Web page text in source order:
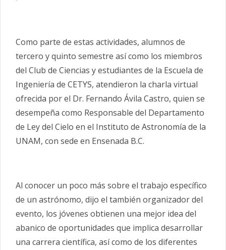
Como parte de estas actividades, alumnos de
tercero y quinto semestre así como los miembros
del Club de Ciencias y estudiantes de la Escuela de
Ingeniería de CETYS, atendieron la charla virtual
ofrecida por el Dr. Fernando Ávila Castro, quien se
desempeña como Responsable del Departamento
de Ley del Cielo en el Instituto de Astronomía de la
UNAM, con sede en Ensenada B.C.
Al conocer un poco más sobre el trabajo específico
de un astrónomo, dijo el también organizador del
evento, los jóvenes obtienen una mejor idea del
abanico de oportunidades que implica desarrollar
una carrera científica, así como de los diferentes